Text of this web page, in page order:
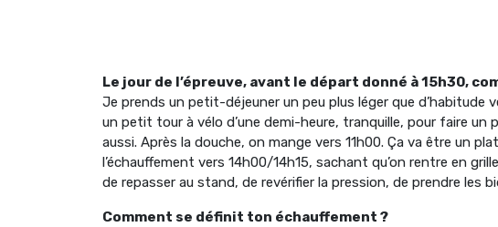
Le jour de l’épreuve, avant le départ donné à 15h30,
Je prends un petit-déjeuner un peu plus léger que d’habitude
un petit tour à vélo d’une demi-heure, tranquille, pour faire un
aussi. Après la douche, on mange vers 11h00. Ça va être un
l’échauffement vers 14h00/14h15, sachant qu’on rentre en
de repasser au stand, de revérifier la pression, de prendre les
Comment se définit ton échauffement ?